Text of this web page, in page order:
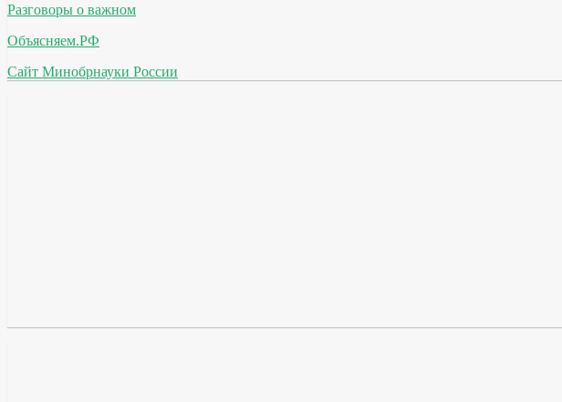
Разговоры о важном
Объясняем.РФ
Сайт Минобрнауки России